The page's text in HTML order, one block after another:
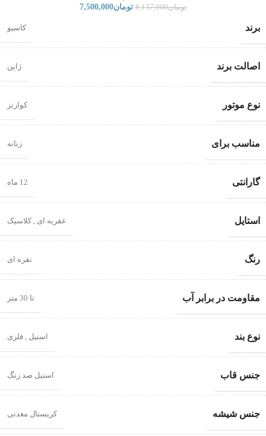
تومان8,137,000 تومان7,500,000
برند کاسیو
اصالت برند ژاپن
نوع موتور کوارتز
مناسب برای زنانه
گارانتی 12 ماه
استایل عقربه ای , کلاسیک
رنگ نقره ای
مقاومت در برابر آب تا 30 متر
نوع بند استیل , فلزی
جنس قاب استیل ضد زنگ
جنس شیشه کریستال معدنی